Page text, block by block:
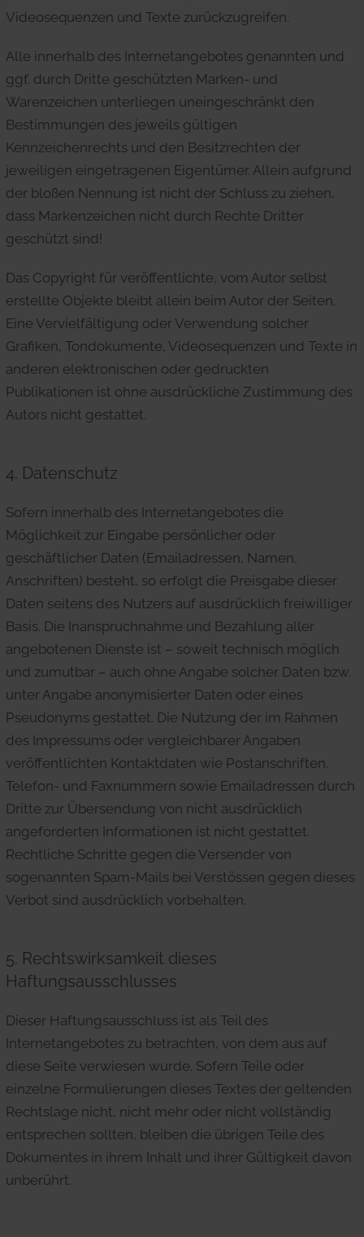
Videosequenzen und Texte zurückzugreifen.
Alle innerhalb des Internetangebotes genannten und
ggf. durch Dritte geschützten Marken- und
Warenzeichen unterliegen uneingeschränkt den
Bestimmungen des jeweils gültigen
Kennzeichenrechts und den Besitzrechten der
jeweiligen eingetragenen Eigentümer. Allein aufgrund
der bloßen Nennung ist nicht der Schluss zu ziehen,
dass Markenzeichen nicht durch Rechte Dritter
geschützt sind!
Das Copyright für veröffentlichte, vom Autor selbst
erstellte Objekte bleibt allein beim Autor der Seiten.
Eine Vervielfältigung oder Verwendung solcher
Grafiken, Tondokumente, Videosequenzen und Texte in
anderen elektronischen oder gedruckten
Publikationen ist ohne ausdrückliche Zustimmung des
Autors nicht gestattet.
4. Datenschutz
Sofern innerhalb des Internetangebotes die
Möglichkeit zur Eingabe persönlicher oder
geschäftlicher Daten (Emailadressen, Namen,
Anschriften) besteht, so erfolgt die Preisgabe dieser
Daten seitens des Nutzers auf ausdrücklich freiwilliger
Basis. Die Inanspruchnahme und Bezahlung aller
angebotenen Dienste ist – soweit technisch möglich
und zumutbar – auch ohne Angabe solcher Daten bzw.
unter Angabe anonymisierter Daten oder eines
Pseudonyms gestattet. Die Nutzung der im Rahmen
des Impressums oder vergleichbarer Angaben
veröffentlichten Kontaktdaten wie Postanschriften,
Telefon- und Faxnummern sowie Emailadressen durch
Dritte zur Übersendung von nicht ausdrücklich
angeforderten Informationen ist nicht gestattet.
Rechtliche Schritte gegen die Versender von
sogenannten Spam-Mails bei Verstössen gegen dieses
Verbot sind ausdrücklich vorbehalten.
5. Rechtswirksamkeit dieses
Haftungsausschlusses
Dieser Haftungsausschluss ist als Teil des
Internetangebotes zu betrachten, von dem aus auf
diese Seite verwiesen wurde. Sofern Teile oder
einzelne Formulierungen dieses Textes der geltenden
Rechtslage nicht, nicht mehr oder nicht vollständig
entsprechen sollten, bleiben die übrigen Teile des
Dokumentes in ihrem Inhalt und ihrer Gültigkeit davon
unberührt.